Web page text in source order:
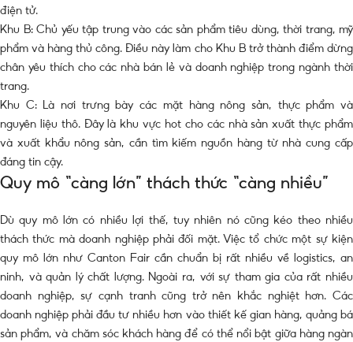
điện tử.
Khu B: Chủ yếu tập trung vào các sản phẩm tiêu dùng, thời trang, mỹ
phẩm và hàng thủ công. Điều này làm cho Khu B trở thành điểm dừng
chân yêu thích cho các nhà bán lẻ và doanh nghiệp trong ngành thời
trang.
Khu C: Là nơi trưng bày các mặt hàng nông sản, thực phẩm và
nguyên liệu thô. Đây là khu vực hot cho các nhà sản xuất thực phẩm
và xuất khẩu nông sản, cần tìm kiếm nguồn hàng từ nhà cung cấp
đáng tin cậy.
Quy mô “càng lớn” thách thức “càng nhiều”
Dù quy mô lớn có nhiều lợi thế, tuy nhiên nó cũng kéo theo nhiều
thách thức mà doanh nghiệp phải đối mặt. Việc tổ chức một sự kiện
quy mô lớn như Canton Fair cần chuẩn bị rất nhiều về logistics, an
ninh, và quản lý chất lượng. Ngoài ra, với sự tham gia của rất nhiều
doanh nghiệp, sự cạnh tranh cũng trở nên khắc nghiệt hơn. Các
doanh nghiệp phải đầu tư nhiều hơn vào thiết kế gian hàng, quảng bá
sản phẩm, và chăm sóc khách hàng để có thể nổi bật giữa hàng ngàn